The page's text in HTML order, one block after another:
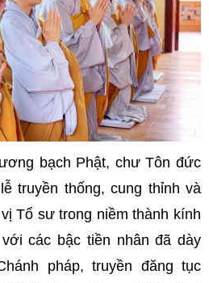
bạch Phật, chư Tôn đức
truyền thống, cung thỉnh và
Tổ sư trong niềm thành kính
các bậc tiền nhân đã dày
pháp, truyền đăng tục